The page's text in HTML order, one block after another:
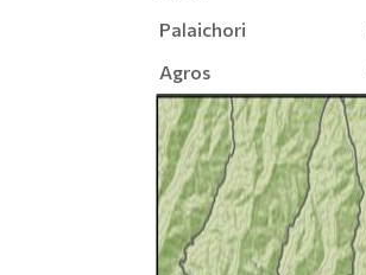
Palaichori
Agros